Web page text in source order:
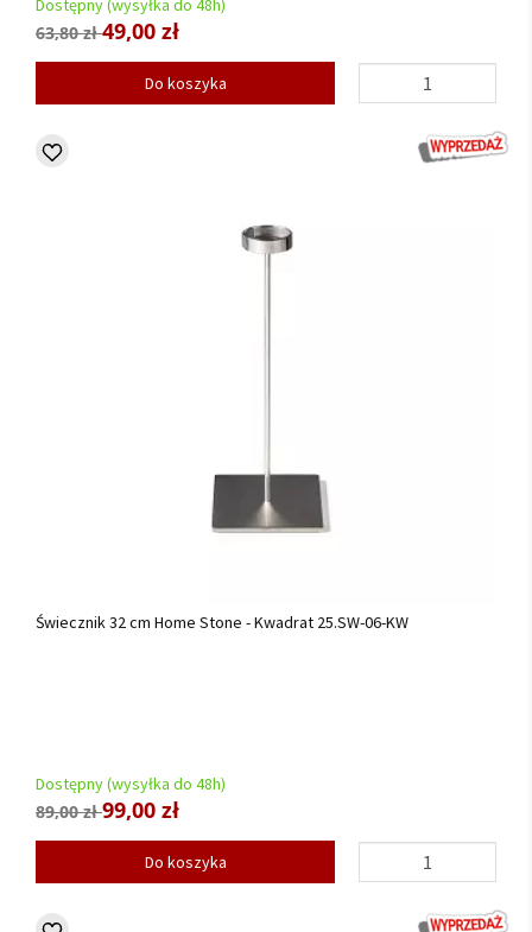
Dostępny (wysyłka do 48h)
63,80 zł49,00 zł
Do koszyka
Świecznik 32 cm Home Stone - Kwadrat 25.SW-06-KW
Dostępny (wysyłka do 48h)
89,00 zł99,00 zł
Do koszyka